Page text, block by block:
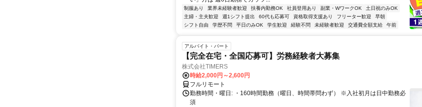
制服あり 業界未経験者歓迎 扶養内勤務OK 社員登用あり 副業・WワークOK
土日祝のみOK
主婦・主夫歓迎
週1シフト提出 60代も応募可 資格取得支援あり フリーター歓迎
早朝
シフト自由
学歴不問 平日のみOK 学生歓迎 経験不問 未経験者歓迎 交通費全額支給 午前
アルバイト・パート
【完全在宅・全国応募可】労務経験者大募集
株式会社TIMERS
時給2,000円～2,600円
フルリモート
勤務時間・曜日: ・160時間勤務（曜日、時間帯問わず） ※入社初月は日中勤務必
須